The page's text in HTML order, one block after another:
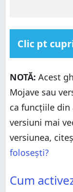
Clic pt
Cum ascunzi
Cât de des
NOTĂ: Acest
Mojave sau
ca funcțiile din
versiuni mai
versiunea,
folosești?
Cum ascunzi
Cum